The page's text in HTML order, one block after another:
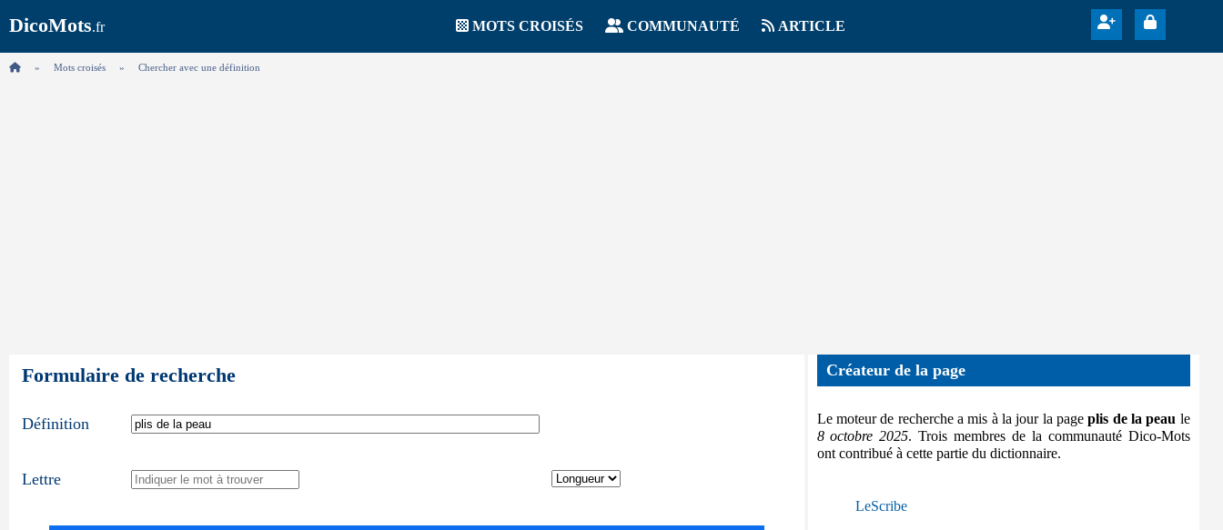
DicoMots.fr MOTS CROISÉS COMMUNAUTÉ ARTICLE
Mots croisés Chercher avec une définition
Formulaire de recherche
Définition
Lettre
Créateur de la page
Le moteur de recherche a mis à la jour la pageplis de la peau le
8 octobre 2025. Trois membres de la communauté Dico-Mots
ont contribué à cette partie du dictionnaire.
LeScribe